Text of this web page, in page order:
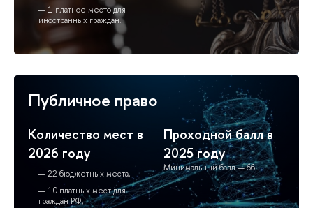
1 платное место для
иностранных граждан.
Публичное право
Количество мест в
2026 году
22 бюджетных места,
10 платных мест для
граждан РФ,
Проходной балл в
2025 году
Минимальный балл — 66